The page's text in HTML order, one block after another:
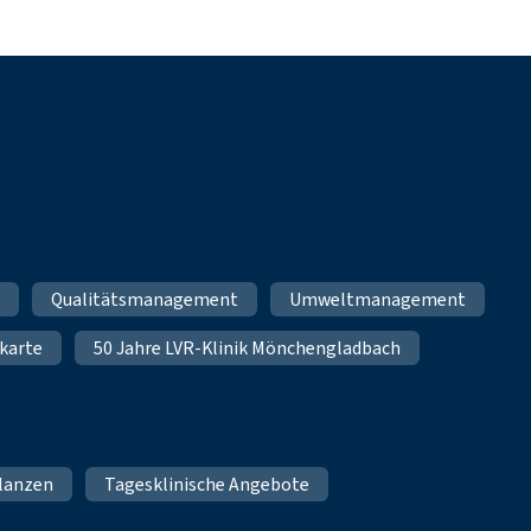
Qualitätsmanagement
Umweltmanagement
50 Jahre LVR-Klinik Mönchengladbach
Tagesklinische Angebote